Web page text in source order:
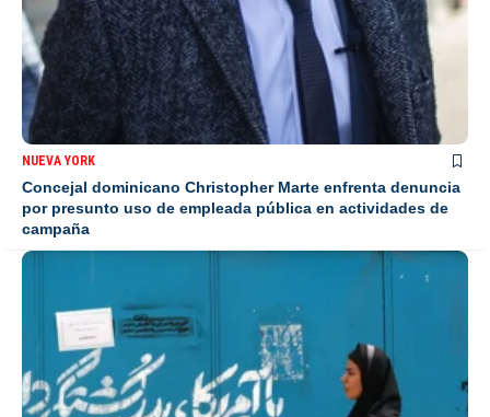
NUEVA YORK
Concejal dominicano Christopher Marte enfrenta denuncia
por presunto uso de empleada pública en actividades de
campaña